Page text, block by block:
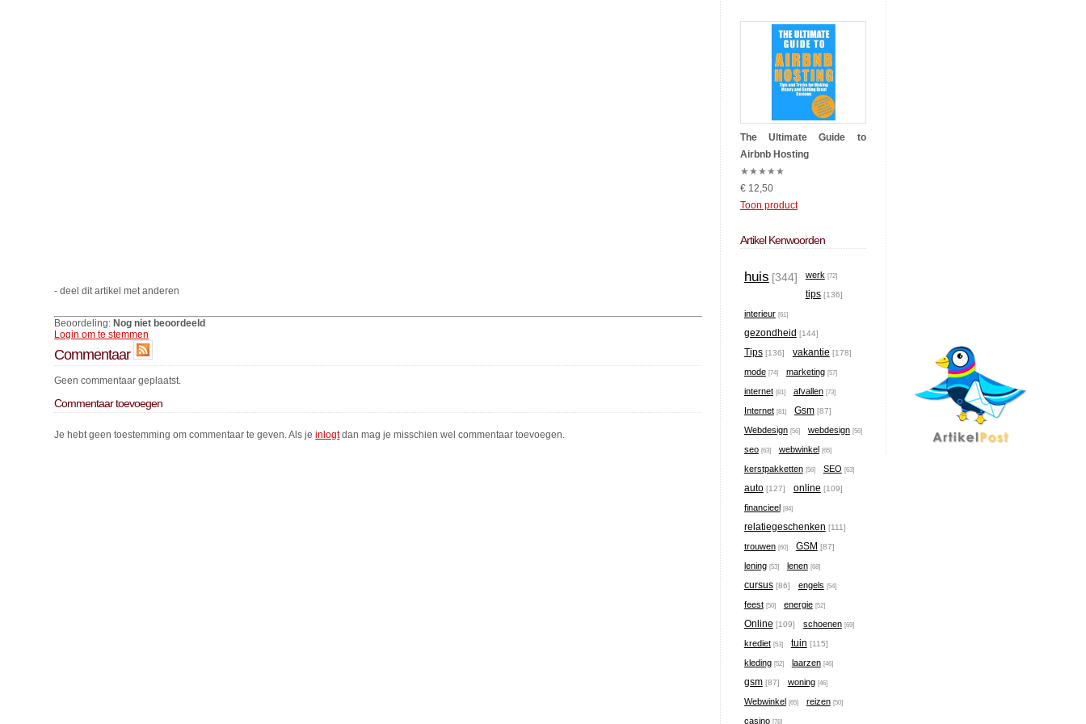
- deel dit artikel met anderen
Beoordeling: Nog niet beoordeeld
Login om te stemmen
Commentaar
Geen commentaar geplaatst.
Commentaar toevoegen
Je hebt geen toestemming om commentaar te geven. Als jeinlogtdan mag je misschien wel commentaar toevoegen.
The Ultimate Guide to
Airbnb Hosting
★★★★★
€ 12,50
Toon product
Artikel Kenwoorden
huis [344] werk [72]
tips [136]
interieur [61]
gezondheid [144]
Tips [136] vakantie [178]
mode [74] marketing [57]
internet [81] afvallen [73]
Internet [81] Gsm [87]
Webdesign [56] webdesign [56]
seo [63] webwinkel [65]
kerstpakketten [56] SEO [63]
auto [127] online [109]
financieel [84]
relatiegeschenken [111]
trouwen [60] GSM [87]
lening [53] lenen [68]
cursus [86] engels [54]
feest [50] energie [52]
Online [109] schoenen [69]
krediet [53] tuin [115]
kleding [52] laarzen [46]
gsm [87] woning [46]
Webwinkel [65] reizen [50]
casino [78]